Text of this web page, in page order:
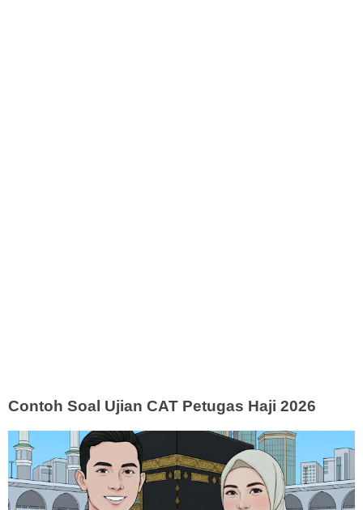
Contoh Soal Ujian CAT Petugas Haji 2026